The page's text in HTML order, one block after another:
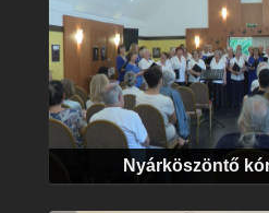
Nyárköszöntő